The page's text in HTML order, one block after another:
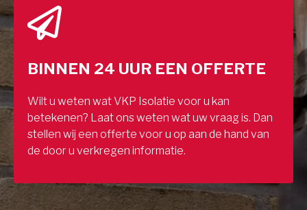
BINNEN 24 UUR EEN OFFERTE
Wilt u weten wat VKP Isolatie voor u kan
betekenen? Laat ons weten wat uw vraag is. Dan
stellen wij een offerte voor u op aan de hand van
de door u verkregen informatie.